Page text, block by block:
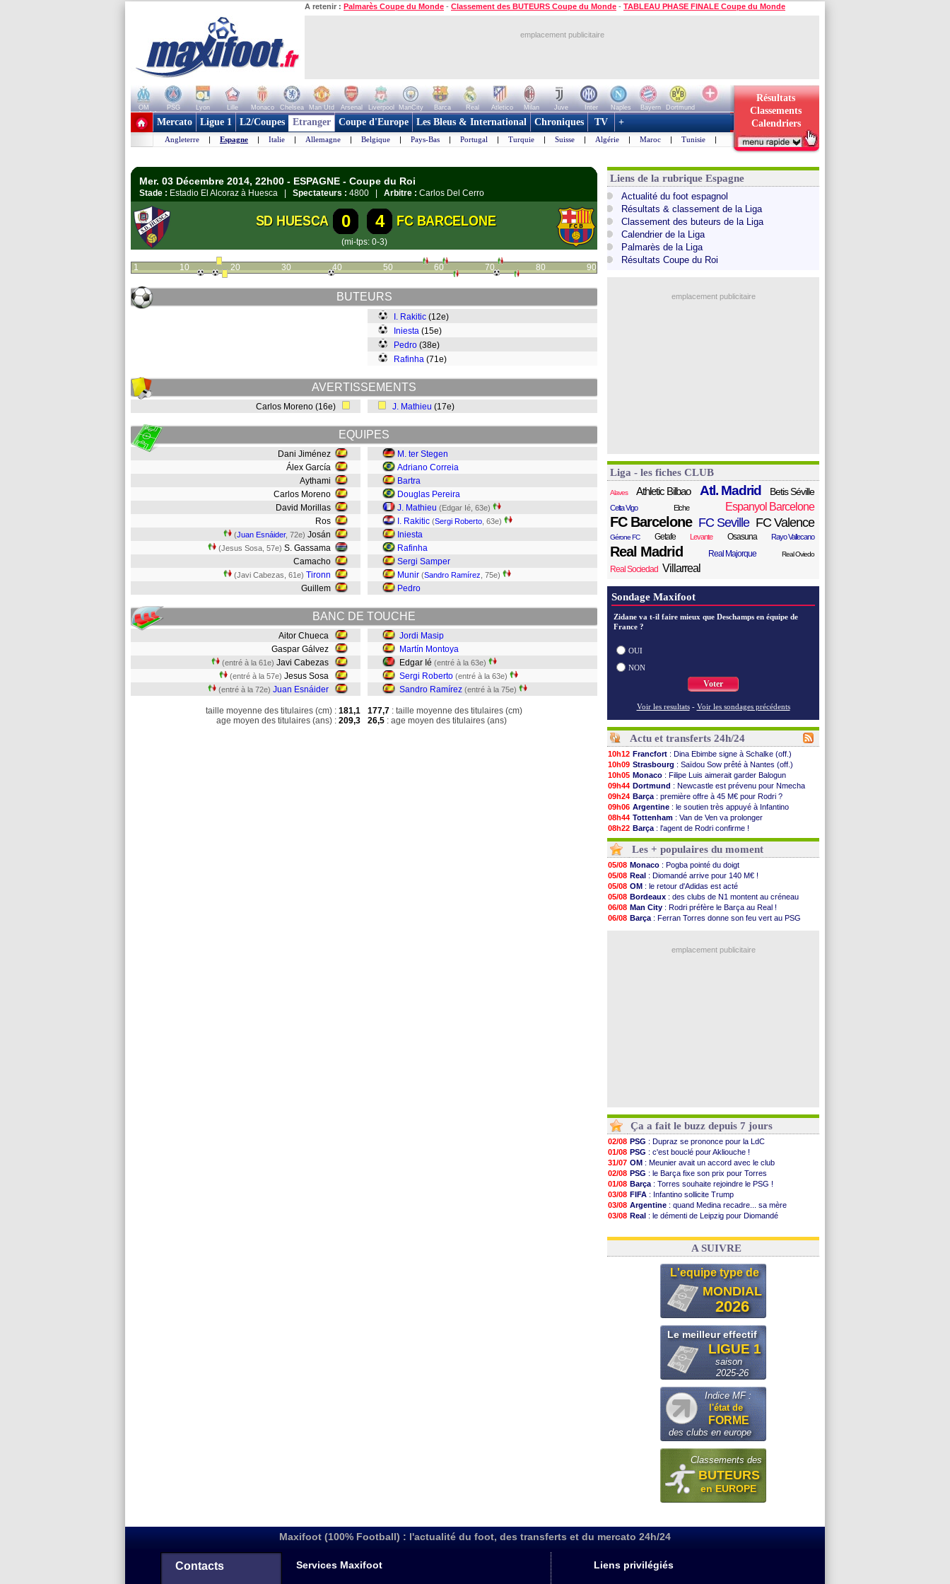
A retenir : Palmarès Coupe du Monde - Classement des BUTEURS Coupe du Monde - TABLEAU PHASE FINALE Coupe du Monde
emplacement publicitaire
OM PSG Lyon Lille Monaco Chelsea Man Utd Arsenal Liverpool ManCity Barca Real Atletico Milan Juve Inter Naples Bayern
Dortmund
+ de clubs
Résultats
Classements
Calendriers
Mercato Ligue 1 L2/Coupes Etranger Coupe d'Europe Les Bleus & International Chroniques TV +
Angleterre | Espagne | Italie | Allemagne | Belgique | Pays-Bas | Portugal | Turquie | Suisse | Algérie | Maroc | Tunisie |
Mer. 03 Décembre 2014, 22h00 - ESPAGNE - Coupe du Roi
Stade : Estadio El Alcoraz à Huesca | Spectateurs : 4800 | Arbitre : Carlos Del Cerro
SD HUESCA 0 4 FC BARCELONE
(mi-tps: 0-3)
1 10 20 30 40 50 60 70 80 90
BUTEURS
I. Rakitic (12e)
Iniesta (15e)
Pedro (38e)
Rafinha (71e)
AVERTISSEMENTS
Carlos Moreno (16e) J. Mathieu (17e)
EQUIPES
Dani Jiménez
Álex García
Aythami
Carlos Moreno
David Morillas
Ros
(Juan Esnáider, 72e) Josán
(Jesus Sosa, 57e) S. Gassama
Camacho
(Javi Cabezas, 61e) Tironn
Guillem
M. ter Stegen
Adriano Correia
Bartra
Douglas Pereira
J. Mathieu (Edgar Ié, 63e)
I. Rakitic (Sergi Roberto , 63e)
Iniesta
Rafinha
Sergi Samper
Munir (Sandro Ramírez , 75e)
Pedro
BANC DE TOUCHE
Aitor Chueca
Gaspar Gálvez
(entré à la 61e) Javi Cabezas
(entré à la 57e) Jesus Sosa
(entré à la 72e) Juan Esnáider
taille moyenne des titulaires (cm) : 181,1
age moyen des titulaires (ans) : 209,3
Jordi Masip
Martín Montoya
Edgar Ié (entré à la 63e)
Sergi Roberto (entré à la 63e)
Sandro Ramírez (entré à la 75e)
177,7 : taille moyenne des titulaires (cm)
26,5 : age moyen des titulaires (ans)
Liens de la rubrique Espagne
Actualité du foot espagnol
Résultats & classement de la Liga
Classement des buteurs de la Liga
Calendrier de la Liga
Palmarès de la Liga
Résultats Coupe du Roi
emplacement publicitaire
Liga - les fiches CLUB
Alaves Athletic Bilbao Atl. Madrid Betis Séville
Celta Vigo Elche Espanyol Barcelone
FC Barcelone FC Seville FC Valence
Gérone FC Getafe Levante Osasuna Rayo Vallecano
Real Madrid Real Majorque Real Oviedo
Real Sociedad Villarreal
Sondage Maxifoot
Zidane va t-il faire mieux que Deschamps en équipe de
France ?
OUI
NON
Voter
Voir les resultats - Voir les sondages précédents
Actu et transferts 24h/24
10h12 Francfort : Dina Ebimbe signe à Schalke (off.)
10h09 Strasbourg : Saïdou Sow prêté à Nantes (off.)
10h05 Monaco : Filipe Luis aimerait garder Balogun
09h44 Dortmund : Newcastle est prévenu pour Nmecha
09h24 Barça : première offre à 45 M€ pour Rodri ?
09h06 Argentine : le soutien très appuyé à Infantino
08h44 Tottenham : Van de Ven va prolonger
08h22 Barça : l'agent de Rodri confirme !
06/08 FIFA: la CAF soutient Infantino
06/08
CdM 2030: Rubiales charge Infantino et ...
06/08 Rennes: Embolo a des pistes alléchantes
06/08 Côte d'Ivoire: Renard affiche ses ambitions
06/08 Rennes: Haise confirme pour Aït Boudlal
06/08 Man City: Trafford à Leeds pour 47 M€ (off...
06/08 Man Utd: Zirkzee vers la Juventus ?
06/08 Amical: Monaco s'impose contre Getafe
06/08 Nantes: Der Zakarian et sa relation avec Kita
: Tebas en remet une couche
Les + populaires du moment
05/08 Monaco : Pogba pointé du doigt
05/08 Real : Diomandé arrive pour 140 M€ !
05/08 OM : le retour d'Adidas est acté
05/08 Bordeaux : des clubs de N1 montent au créneau
06/08 Man City : Rodri préfère le Barça au Real !
06/08 Barça : Ferran Torres donne son feu vert au PSG
emplacement publicitaire
Ça a fait le buzz depuis 7 jours
02/08 PSG : Dupraz se prononce pour la LdC
01/08 PSG : c'est bouclé pour Akliouche !
31/07 OM : Meunier avait un accord avec le club
02/08 PSG : le Barça fixe son prix pour Torres
01/08 Barça : Torres souhaite rejoindre le PSG !
03/08 FIFA : Infantino sollicite Trump
03/08 Argentine : quand Medina recadre... sa mère
03/08 Real : le démenti de Leipzig pour Diomandé
31/07 FIFA: le conseiller d'Infantino démissionne !
A SUIVRE
L'equipe type de
MONDIAL
2026
Le meilleur effectif
LIGUE 1
saison
2025-26
Indice MF :
l'état de
FORME
des clubs en europe
Classements des
BUTEURS
en EUROPE
Maxifoot (100% Football) : l'actualité du foot, des transferts et du mercato 24h/24
Contacts Services Maxifoot Liens privilégiés